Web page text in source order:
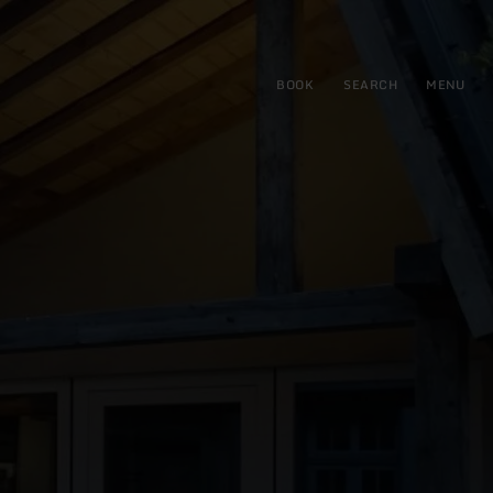
BOOK SEARCH MENU